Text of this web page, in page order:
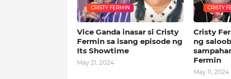
CRISTY FERMIN
Vice Ganda inasar si Cristy
Fermin sa isang episode ng
Its Showtime
May 21, 2024
CRISTY
Cristy
ng
Fermin
May 11, 2024